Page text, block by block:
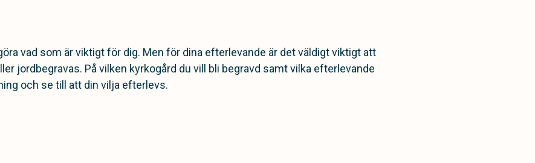
vad som är viktigt för dig. Men för dina efterlevande är det väldigt viktigt att
jordbegravas. På vilken kyrkogård du vill bli begravd samt vilka efterlevande
och se till att din vilja efterlevs.